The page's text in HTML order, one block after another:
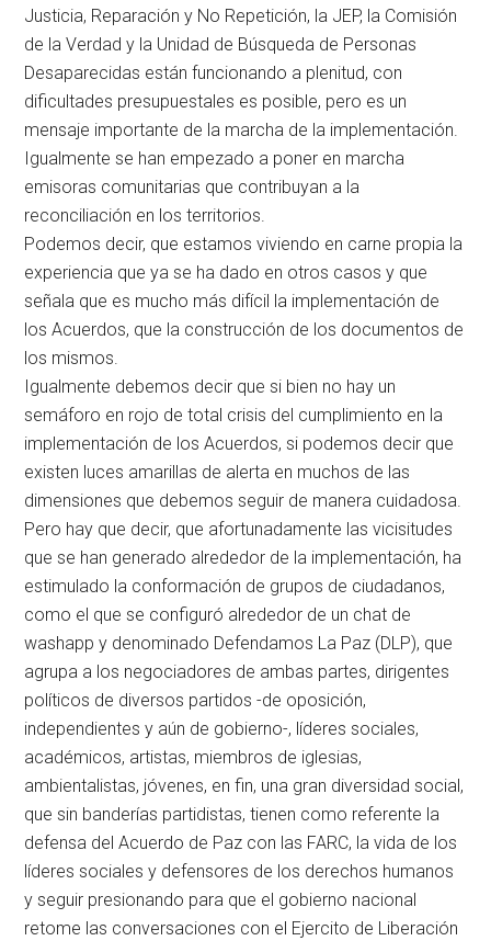
Justicia, Reparación y No Repetición, la JEP, la Comisión
de la Verdad y la Unidad de Búsqueda de Personas
Desaparecidas están funcionando a plenitud, con
dificultades presupuestales es posible, pero es un
mensaje importante de la marcha de la implementación.
Igualmente se han empezado a poner en marcha
emisoras comunitarias que contribuyan a la
reconciliación en los territorios.
Podemos decir, que estamos viviendo en carne propia la
experiencia que ya se ha dado en otros casos y que
señala que es mucho más difícil la implementación de
los Acuerdos, que la construcción de los documentos de
los mismos.
Igualmente debemos decir que si bien no hay un
semáforo en rojo de total crisis del cumplimiento en la
implementación de los Acuerdos, si podemos decir que
existen luces amarillas de alerta en muchos de las
dimensiones que debemos seguir de manera cuidadosa.
Pero hay que decir, que afortunadamente las vicisitudes
que se han generado alrededor de la implementación, ha
estimulado la conformación de grupos de ciudadanos,
como el que se configuró alrededor de un chat de
washapp y denominado Defendamos La Paz (DLP), que
agrupa a los negociadores de ambas partes, dirigentes
políticos de diversos partidos -de oposición,
independientes y aún de gobierno-, líderes sociales,
académicos, artistas, miembros de iglesias,
ambientalistas, jóvenes, en fin, una gran diversidad social,
que sin banderías partidistas, tienen como referente la
defensa del Acuerdo de Paz con las FARC, la vida de los
líderes sociales y defensores de los derechos humanos
y seguir presionando para que el gobierno nacional
retome las conversaciones con el Ejercito de Liberación